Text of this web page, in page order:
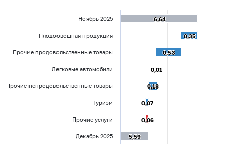
6,64
6,64
5,59
5,59
0,07
0,07
0,18
0,18
0,53
0,53
0,35
0,35
0,01
0,01
0,06
0,06
Ноябрь 2025
Плодоовощная продукция
Прочие продовольственные товары
Легковые автомобили
Прочие непродовольственные товары
Туризм
Прочие услуги
Декабрь 2025